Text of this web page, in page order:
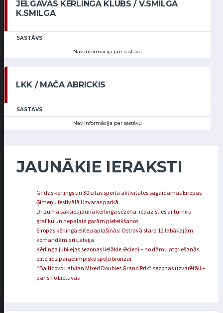
JELGAVAS KĒRLINGA KLUBS / V.SMILGA
K.SMILGA
SASTĀVS
Nav informācija par sastāvu
LKK / MAČA ABRICKIS
SASTĀVS
Nav informācija par sastāvu
JAUNĀKIE IERAKSTI
Grīdas kērlings un 30 citas sporta aktivitātes sagaidāmas Eiropas
Ģimeņu festivālā Uzvaras parkā
Drīzumā sāksies jaunā kērlinga sezona: iepazīsties ar turnīru
grafiku un nepalaid garām pieteikšanos
Eiropas kērlinga elite paplašinās: Ostravā starp 12 labākajām
komandām arī Latvija
Kērlinga jubilejas sezonas lielākie lēcieni – no dāmu atgriešanās
elitē līdz paraolimpisko spēļu bronzai
“Balticovo Latvian Mixed Doubles Grand Prix” sezonas uzvarētāji –
pāris no Lietuvas